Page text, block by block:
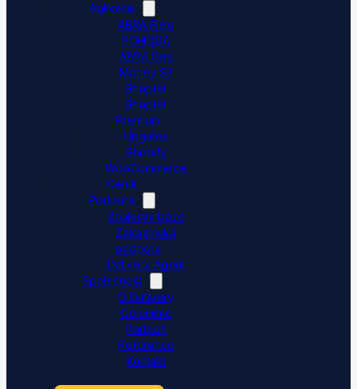
Aplikace
ABRA Flexi
POHODA
ABRA Gen
Money S3
Shoptet
Shoptet
Premium
Upgates
Shopify
WooCommerce
Ceník
Podpora
Znalostní báze
Zákaznická
podpora
Dativery Agent
Společnost
O Dativery
Co umíme
Partneři
Reference
Kontakt